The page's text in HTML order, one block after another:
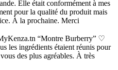
Elle était conformément à mes
pour la qualité du produit mais
À la prochaine. Merci
“Montre Burberry” ♡
les ingrédients étaient réunis pour
des plus agréables. À très